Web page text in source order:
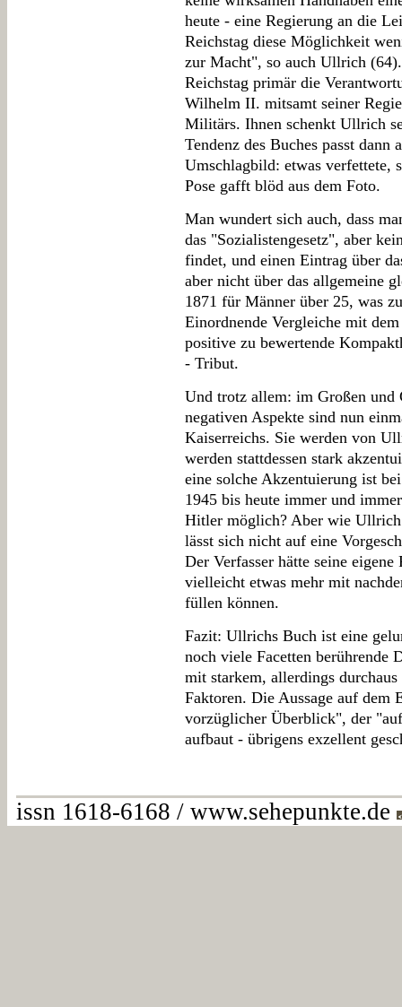
heute - eine Regierung an die
Reichstag diese Möglichkeit
zur Macht", so auch Ullrich
Reichstag primär die
Wilhelm II. mitsamt seiner
Militärs. Ihnen schenkt Ullrich
Tendenz des Buches passt dann
Umschlagbild: etwas
Pose gafft blöd aus dem Foto.
Man wundert sich auch, dass
das "Sozialistengesetz", aber
findet, und einen Eintrag über
aber nicht über das allgemeine
1871 für Männer über 25, was
Einordnende Vergleiche mit
positive zu bewertende
- Tribut.
Und trotz allem: im Großen und
negativen Aspekte sind nun
Kaiserreichs. Sie werden von
werden stattdessen stark
eine solche Akzentuierung ist
1945 bis heute immer und
Hitler möglich? Aber wie
lässt sich nicht auf eine
Der Verfasser hätte seine
vielleicht etwas mehr mit
füllen können.
Fazit: Ullrichs Buch ist eine
noch viele Facetten berührende
mit starkem, allerdings
Faktoren. Die Aussage auf dem
vorzüglicher Überblick", der
aufbaut - übrigens exzellent
issn 1618-6168 / www.sehepunkte.de